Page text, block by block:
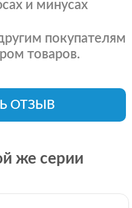
и минусах
покупателям
товаров.
ОТЗЫВ
же серии